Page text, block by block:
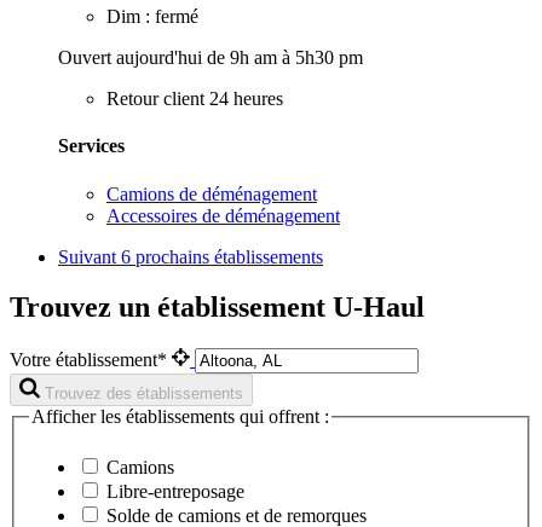
Dim : fermé
Ouvert aujourd'hui de 9h am à 5h30 pm
Retour client 24 heures
Services
Camions de déménagement
Accessoires de déménagement
Suivant 6 prochains établissements
Trouvez un établissement U-Haul
Votre établissement*
Trouvez des établissements
Afficher les établissements qui offrent :
Camions
Libre-entreposage
Solde de camions et de remorques